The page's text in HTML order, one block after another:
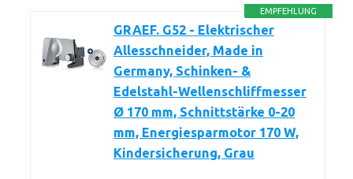
EMPFEHLUNG
GRAEF. G52 - Elektrischer
Allesschneider, Made in
Germany, Schinken- &
Edelstahl-Wellenschliffmesser
Ø 170 mm, Schnittstärke 0-20
mm, Energiesparmotor 170 W,
Kindersicherung, Grau